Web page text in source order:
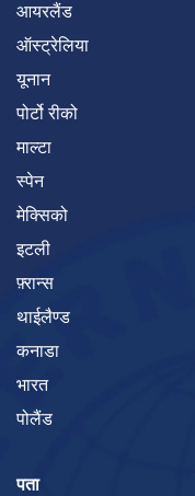
आयरलैंड
ऑस्ट्रेलिया
यूनान
पोर्टो रीको
माल्टा
स्पेन
मेक्सिको
इटली
फ़्रान्स
थाईलैण्ड
कनाडा
भारत
पोलैंड
पता